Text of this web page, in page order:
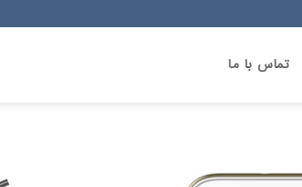
تماس با ما